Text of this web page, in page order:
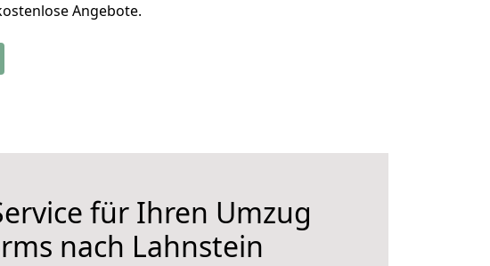
Angebote.
für Ihren Umzug
nach Lahnstein